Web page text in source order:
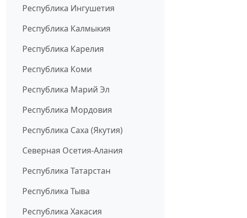
Республика Ингушетия
Республика Калмыкия
Республика Карелия
Республика Коми
Республика Марий Эл
Республика Мордовия
Республика Саха (Якутия)
Северная Осетия-Алания
Республика Татарстан
Республика Тыва
Республика Хакасия